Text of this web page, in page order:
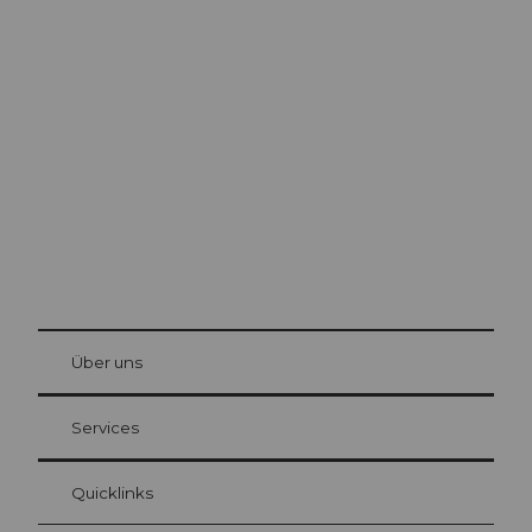
Gästekarte Luzern
Ihre Vorteile als Übernachtungsgast
at Bre
Über uns
Services
Quicklinks